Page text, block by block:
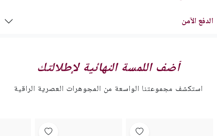
الدفع الآمن
أضف اللمسة النهائية لإطلالتك
استكشف مجموعتنا الواسعة من المجوهرات العصرية الراقية